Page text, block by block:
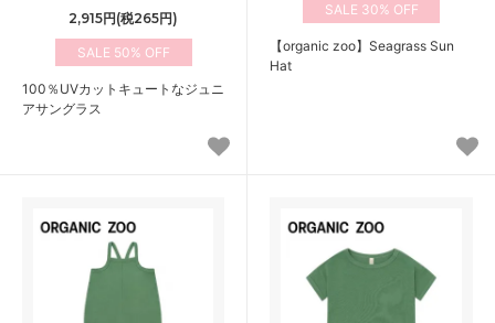
2,915円(税265円)
50%
100％UVカットキュートなジュニ
アサングラス
30%
【organic zoo】Seagrass Sun
Hat